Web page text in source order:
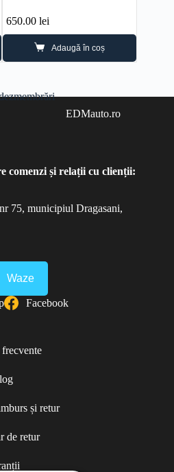
650.00lei
Adaugă în coș
EDMauto.ro
comenzi și relații cu clienții:
75, municipiul Dragasani,
Waze
Facebook
și retur
de retur